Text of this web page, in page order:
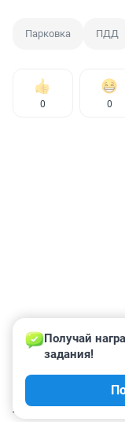
Парковка ПДД
0 0
Получай
задания!